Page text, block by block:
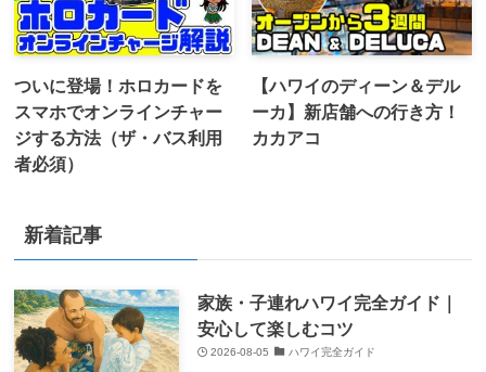
ついに登場！ホロカードを
スマホでオンラインチャー
ジする方法（ザ・バス利用
者必須）
【ハワイのディーン＆デル
ーカ】新店舗への行き方！
カカアコ
新着記事
家族・子連れハワイ完全ガイド｜
安心して楽しむコツ
2026-08-05 ハワイ完全ガイド